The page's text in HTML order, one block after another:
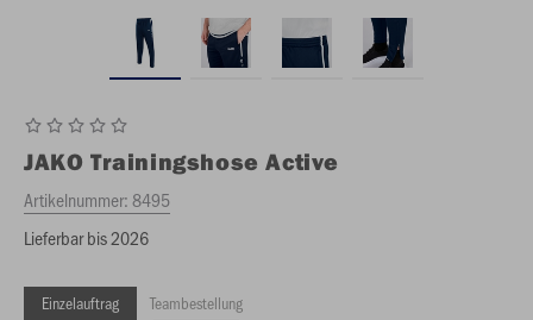
JAKO Trainingshose Active
Artikelnummer:8495
Lieferbar bis 2026
Einzelauftrag Teambestellung